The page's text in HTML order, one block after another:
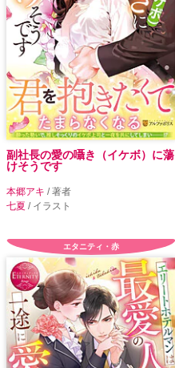
副社長の愛の囁き（イケボ）に蕩
けそうです
本郷アキ / 著者
七夏 / イラスト
エタニティ・赤